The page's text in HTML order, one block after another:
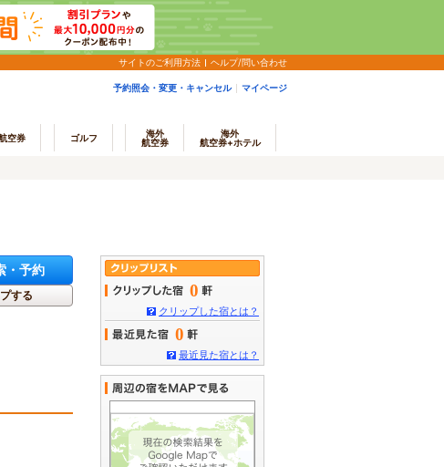
サイトのご利用方法 ヘルプ/問い合わせ
予約照会・変更・キャンセル マイページ
空券 ゴルフ
海外
航空券
海外
航空券+ホテル
・予約
する 0
クリップした宿とは？
0
最近見た宿とは？